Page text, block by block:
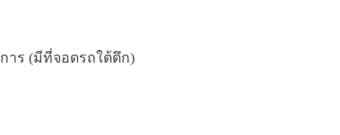
าร (มีที่จอดรถใต้ตึก)